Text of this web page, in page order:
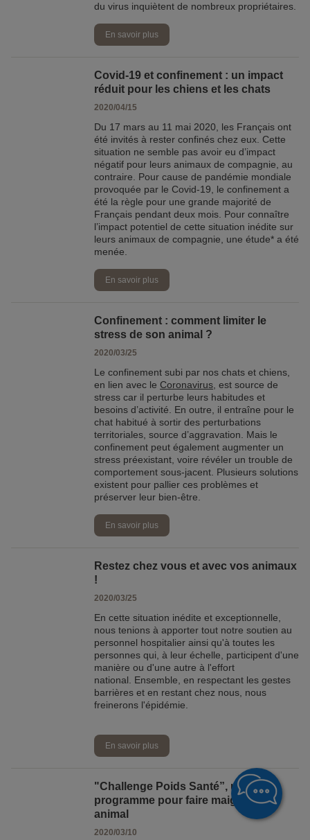
du virus inquiètent de nombreux propriétaires.
En savoir plus
Covid-19 et confinement : un impact
réduit pour les chiens et les chats
2020/04/15
Du 17 mars au 11 mai 2020, les Français ont
été invités à rester confinés chez eux. Cette
situation ne semble pas avoir eu d’impact
négatif pour leurs animaux de compagnie, au
contraire. Pour cause de pandémie mondiale
provoquée par le Covid-19, le confinement a
été la règle pour une grande majorité de
Français pendant deux mois. Pour connaître
l’impact potentiel de cette situation inédite sur
leurs animaux de compagnie, une étude* a été
menée.
En savoir plus
Confinement : comment limiter le
stress de son animal ?
2020/03/25
Le confinement subi par nos chats et chiens,
en lien avec le Coronavirus , est source de
stress car il perturbe leurs habitudes et
besoins d’activité. En outre, il entraîne pour le
chat habitué à sortir des perturbations
territoriales, source d’aggravation. Mais le
confinement peut également augmenter un
stress préexistant, voire révéler un trouble de
comportement sous-jacent. Plusieurs solutions
existent pour pallier ces problèmes et
préserver leur bien-être.
En savoir plus
Restez chez vous et avec vos animaux
!
2020/03/25
En cette situation inédite et exceptionnelle,
nous tenions à apporter tout notre soutien au
personnel hospitalier ainsi qu'à toutes les
personnes qui, à leur échelle, participent d'une
manière ou d'une autre à l'effort
national. Ensemble, en respectant les gestes
barrières et en restant chez nous, nous
freinerons l'épidémie.
En savoir plus
"Challenge Poids Santé”, un
programme pour faire maigrir votre
animal
2020/03/10